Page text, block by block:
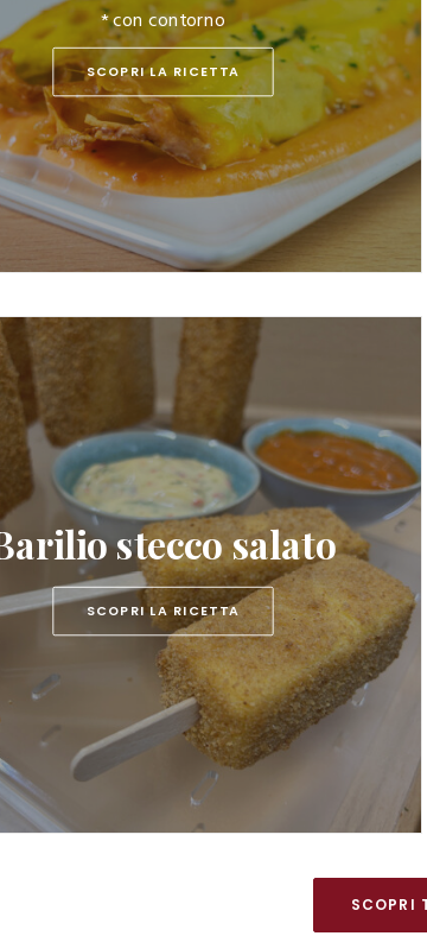
* con contorno
SCOPRI LA RICETTA
stecco salato
SCOPRI LA RICETTA
SCOPRI